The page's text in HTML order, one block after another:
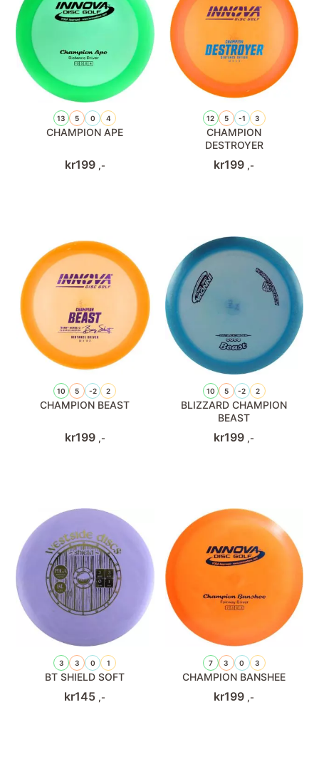
13 5 0 4
CHAMPION APE
kr199 ,-
12 5 -1 3
CHAMPION
DESTROYER
kr199 ,-
10 5 -2 2
CHAMPION BEAST
kr199 ,-
10 5 -2 2
BLIZZARD CHAMPION
BEAST
kr199 ,-
3 3 0 1
BT SHIELD SOFT
kr145 ,-
7 3 0 3
CHAMPION BANSHEE
kr199 ,-